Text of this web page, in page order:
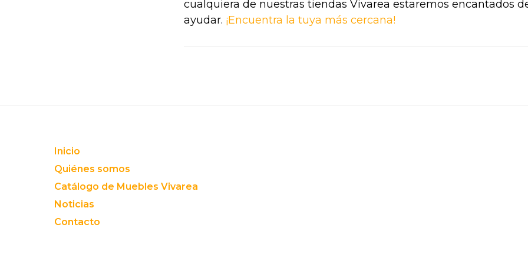
cualquiera de nuestras tiendas Vivarea estaremos encantados
ayudar. ¡Encuentra la tuya más cercana!
Inicio
Quiénes somos
Catálogo de Muebles Vivarea
Noticias
Contacto